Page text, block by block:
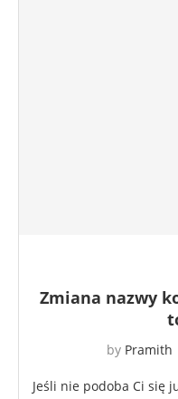
Zmiana nazwy
by Pramith
Jeśli nie podoba Ci się